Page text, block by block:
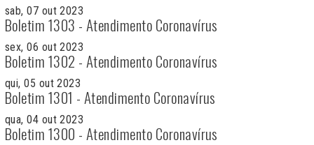
sab, 07 out 2023
Boletim 1303 - Atendimento Coronavírus
sex, 06 out 2023
Boletim 1302 - Atendimento Coronavírus
qui, 05 out 2023
Boletim 1301 - Atendimento Coronavírus
qua, 04 out 2023
Boletim 1300 - Atendimento Coronavírus